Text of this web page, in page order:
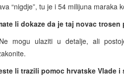
“nigdje”, tu je i 54 milijuna maraka
li dokaze da je taj novac
Ne mogu ulaziti u detalje, ali
li trazili pomoc hrvatske Vlade